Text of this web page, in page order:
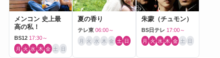
メンコン 史上最
高の私！
BS12 17:30～
月 火 水 木 金 土 日
夏の香り
テレ東 06:00～
月 火 水 木 金 土 日
朱蒙（チュモン）
BS日テレ 17:00～
月 火 水 木 金 土 日